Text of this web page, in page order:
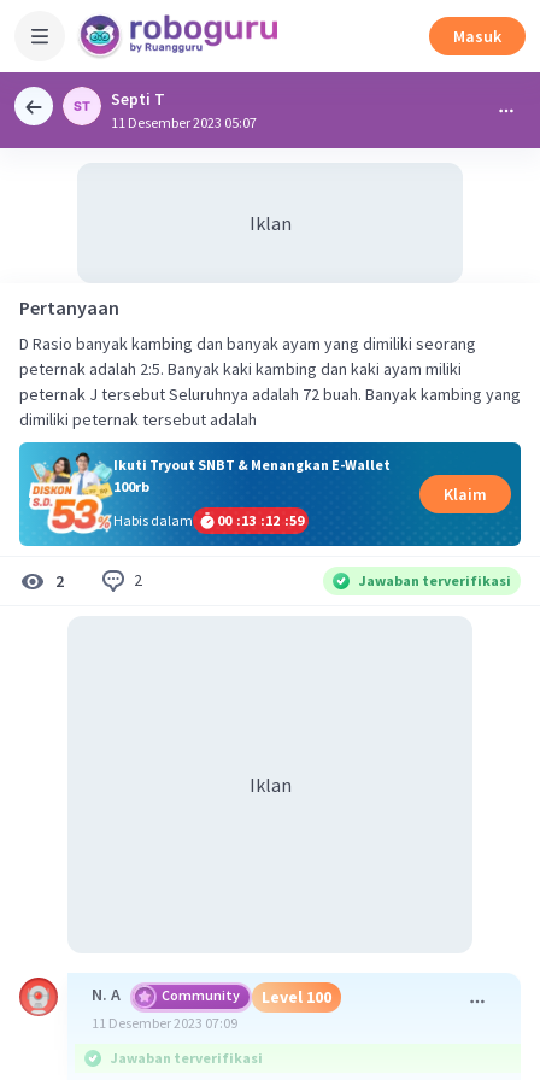
Masuk
Septi T
11 Desember 2023 05:07
Iklan
Pertanyaan
D Rasio banyak kambing dan banyak ayam yang dimiliki seorang
peternak adalah 2:5. Banyak kaki kambing dan kaki ayam miliki
peternak J tersebut Seluruhnya adalah 72 buah. Banyak kambing yang
dimiliki peternak tersebut adalah​
Ikuti Tryout SNBT & Menangkan E-Wallet
100rb
Habis dalam
00 :13 :12 :59
Klaim
2 2 Jawaban terverifikasi
Iklan
N. A Community Level 100
11 Desember 2023 07:09
Jawaban terverifikasi